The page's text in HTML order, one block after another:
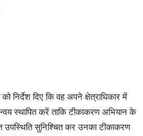
निर्देश दिए कि वह अपने क्षेत्राधिकार में
स्थापित करें ताकि टीकाकरण अभियान के
उपस्थिति सुनिश्चित कर उनका टीकाकरण